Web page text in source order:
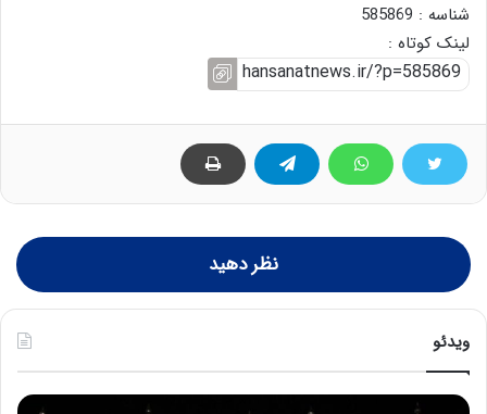
شناسه : 585869
لینک کوتاه :
نظر دهید
ویدئو